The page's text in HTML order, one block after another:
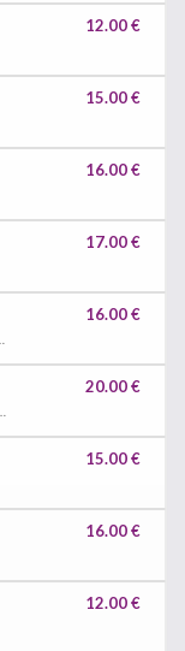
12.00 €
15.00 €
16.00 €
17.00 €
16.00 €
20.00 €
15.00 €
16.00 €
12.00 €